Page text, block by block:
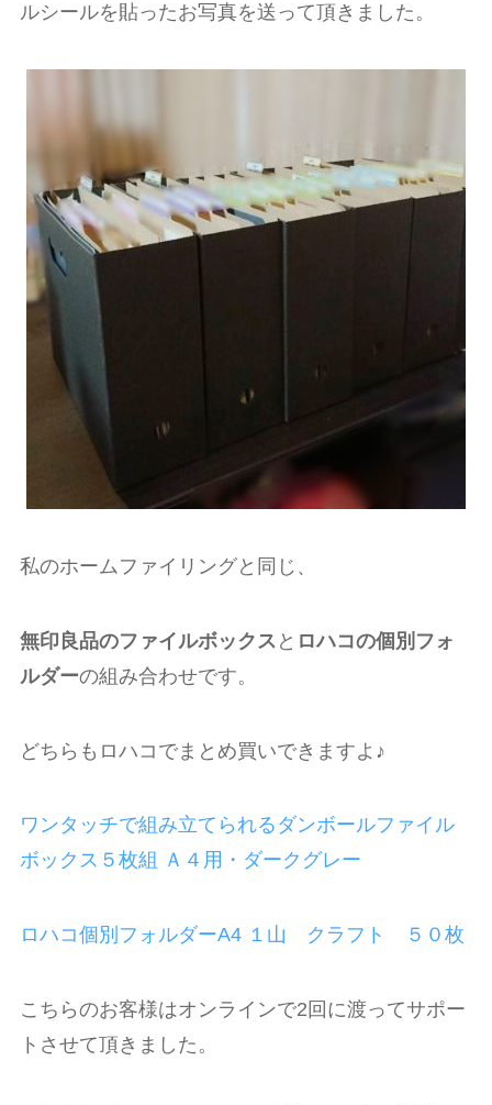
ルシールを貼ったお写真を送って頂きました。
私のホームファイリングと同じ、
無印良品のファイルボックス と ロハコの個別フォ
ルダーの組み合わせです。
どちらもロハコでまとめ買いできますよ♪
ワンタッチで組み立てられるダンボールファイル
ボックス５枚組 Ａ４用・ダークグレー
ロハコ個別フォルダーA4 １山 クラフト ５０枚
こちらのお客様はオンラインで2回に渡ってサポー
トさせて頂きました。